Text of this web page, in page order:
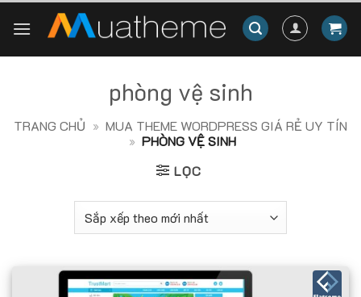
phòng vệ sinh
TRANG CHỦ » MUA THEME WORDPRESS GIÁ RẺ UY TÍN
» PHÒNG VỆ SINH
LỌC